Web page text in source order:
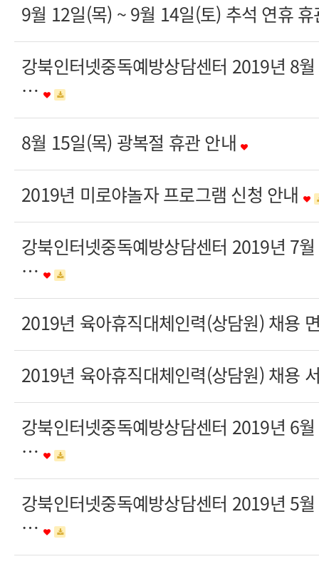
9월 12일(목) ~ 9월 14일(토) 추석 연휴
강북인터넷중독예방상담센터 2019년 8
…
8월 15일(목) 광복절 휴관 안내
2019년 미로야놀자 프로그램 신청 안내
강북인터넷중독예방상담센터 2019년 7
…
2019년 육아휴직대체인력(상담원) 채용
2019년 육아휴직대체인력(상담원) 채용
강북인터넷중독예방상담센터 2019년 6
…
강북인터넷중독예방상담센터 2019년 5
…